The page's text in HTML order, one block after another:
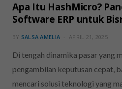
Apa Itu HashMicro?
Software ERP untuk
BY SALSA AMELIA APRIL 21, 2025
Di tengah dinamika pasar yang
pengambilan keputusan cepat,
mencari solusi teknologi yang